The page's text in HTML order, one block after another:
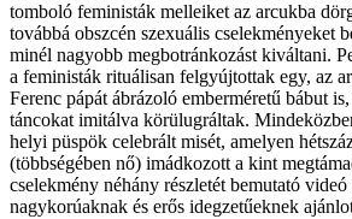
tomboló feministák melleiket az arcukba
továbbá obszcén szexuális cselekményeket
minél nagyobb megbotránkozást kiváltani.
a feministák rituálisan felgyújtottak egy, az
Ferenc pápát ábrázoló emberméretű bábut
táncokat imitálva körülugráltak.
helyi püspök celebrált misét, amelyen
(többségében nő) imádkozott a kint
cselekmény néhány részletét bemutató
nagykorúaknak és erős idegzetűeknek